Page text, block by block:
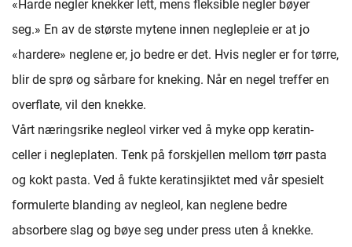
«Harde negler knekker lett, mens fleksible negler bøyer
seg.» En av de største mytene innen neglepleie er at jo
«hardere» neglene er, jo bedre er det. Hvis negler er for tørre,
blir de sprø og sårbare for kneking. Når en negel treffer en
overflate, vil den knekke.
Vårt næringsrike negleol virker ved å myke opp keratin-
celler i negleplaten. Tenk på forskjellen mellom tørr pasta
og kokt pasta. Ved å fukte keratinsjiktet med vår spesielt
formulerte blanding av negleol, kan neglene bedre
absorbere slag og bøye seg under press uten å knekke.